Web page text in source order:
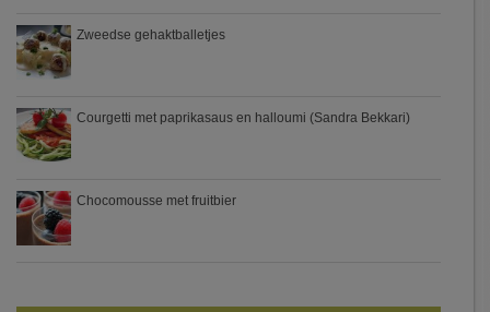
Zweedse gehaktballetjes
Courgetti met paprikasaus en halloumi (Sandra Bekkari)
Chocomousse met fruitbier